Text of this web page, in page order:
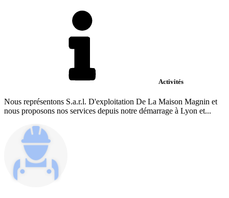
Activités
Nous représentons S.a.r.l. D'exploitation De La Maison Magnin et
nous proposons nos services depuis notre démarrage à Lyon et...